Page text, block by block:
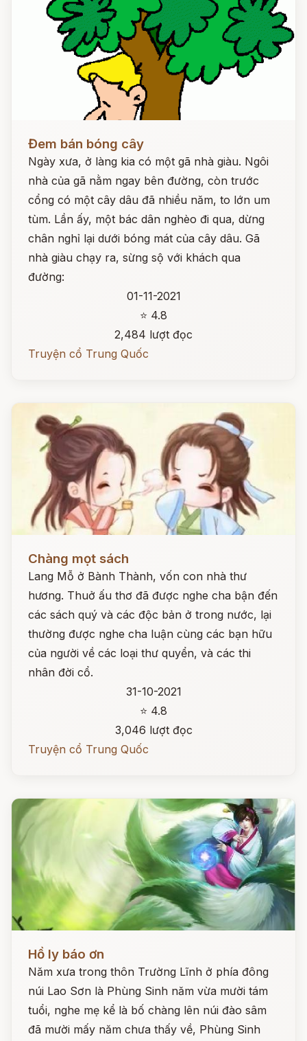
Đem bán bóng cây
Ngày xưa, ở làng kia có một gã nhà giàu. Ngôi
nhà của gã nằm ngay bên đường, còn trước
cổng có một cây dâu đã nhiều năm, to lớn um
tùm. Lần ấy, một bác dân nghèo đi qua, dừng
chân nghỉ lại dưới bóng mát của cây dâu. Gã
nhà giàu chạy ra, sừng sộ với khách qua
đường:
01-11-2021
⭐ 4.8
2,484 lượt đọc
Truyện cổ Trung Quốc
Chàng mọt sách
Lang Mỗ ở Bành Thành, vốn con nhà thư
hương. Thuở ấu thơ đã được nghe cha bận đến
các sách quý và các độc bản ở trong nước, lại
thường được nghe cha luận cùng các bạn hữu
của người về các loại thư quyển, và các thi
nhân đời cổ.
31-10-2021
⭐ 4.8
3,046 lượt đọc
Truyện cổ Trung Quốc
Đọc ngay
Hồ ly báo ơn
Năm xưa trong thôn Trường Lĩnh ở phía đông
núi Lao Sơn là Phùng Sinh năm vừa mười tám
tuổi, nghe mẹ kể là bố chàng lên núi đào sâm
đã mười mấy năm chưa thấy về, Phùng Sinh